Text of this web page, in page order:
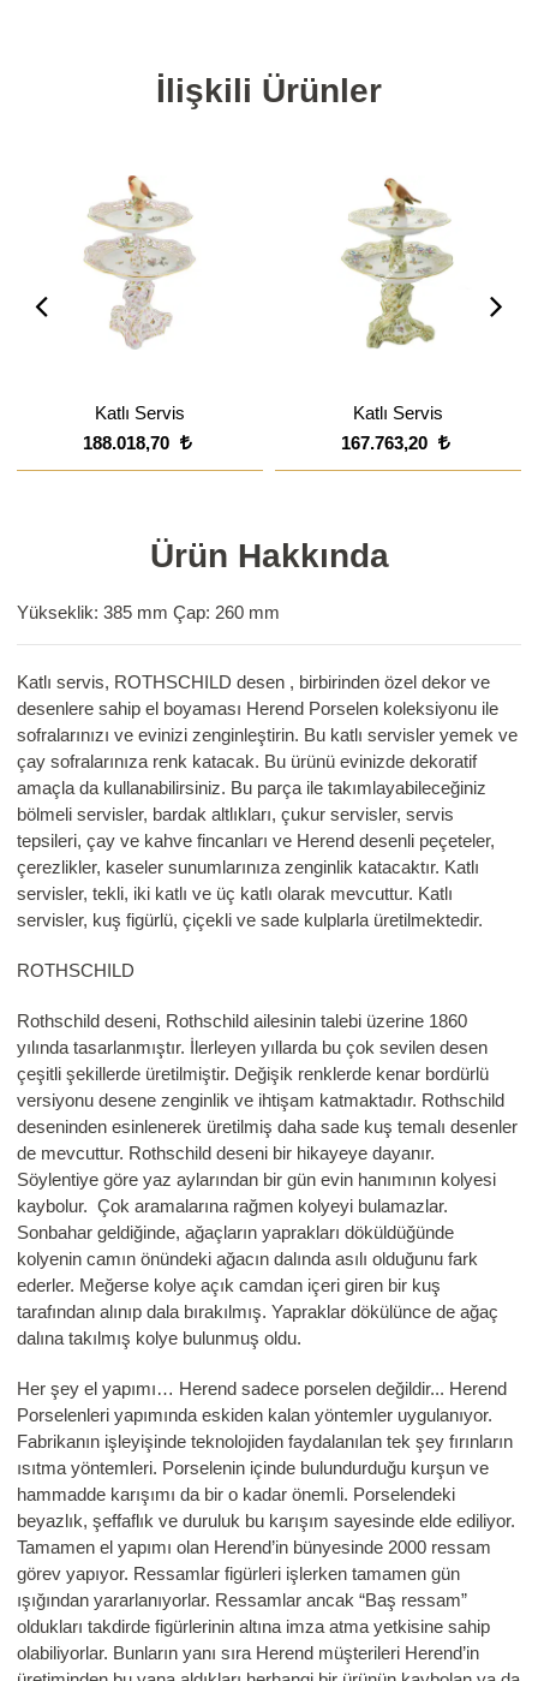
İlişkili Ürünler
Katlı Servis
188.018,70
Katlı Servis
167.763,20
Ürün Hakkında
Yükseklik: 385 mm Çap: 260 mm
Katlı servis, ROTHSCHILD desen , birbirinden özel dekor ve
desenlere sahip el boyaması Herend Porselen koleksiyonu ile
sofralarınızı ve evinizi zenginleştirin. Bu katlı servisler yemek ve
çay sofralarınıza renk katacak. Bu ürünü evinizde dekoratif
amaçla da kullanabilirsiniz. Bu parça ile takımlayabileceğiniz
bölmeli servisler, bardak altlıkları, çukur servisler, servis
tepsileri, çay ve kahve fincanları ve Herend desenli peçeteler,
çerezlikler, kaseler sunumlarınıza zenginlik katacaktır. Katlı
servisler, tekli, iki katlı ve üç katlı olarak mevcuttur. Katlı
servisler, kuş figürlü, çiçekli ve sade kulplarla üretilmektedir.
ROTHSCHILD
Rothschild deseni, Rothschild ailesinin talebi üzerine 1860
yılında tasarlanmıştır. İlerleyen yıllarda bu çok sevilen desen
çeşitli şekillerde üretilmiştir. Değişik renklerde kenar bordürlü
versiyonu desene zenginlik ve ihtişam katmaktadır. Rothschild
deseninden esinlenerek üretilmiş daha sade kuş temalı desenler
de mevcuttur. Rothschild deseni bir hikayeye dayanır.
Söylentiye göre yaz aylarından bir gün evin hanımının kolyesi
kaybolur. Çok aramalarına rağmen kolyeyi bulamazlar.
Sonbahar geldiğinde, ağaçların yaprakları döküldüğünde
kolyenin camın önündeki ağacın dalında asılı olduğunu fark
ederler. Meğerse kolye açık camdan içeri giren bir kuş
tarafından alınıp dala bırakılmış. Yapraklar dökülünce de ağaç
dalına takılmış kolye bulunmuş oldu.
Her şey el yapımı… Herend sadece porselen değildir... Herend
Porselenleri yapımında eskiden kalan yöntemler uygulanıyor.
Fabrikanın işleyişinde teknolojiden faydalanılan tek şey fırınların
ısıtma yöntemleri. Porselenin içinde bulundurduğu kurşun ve
hammadde karışımı da bir o kadar önemli. Porselendeki
beyazlık, şeffaflık ve duruluk bu karışım sayesinde elde ediliyor.
Tamamen el yapımı olan Herend’in bünyesinde 2000 ressam
görev yapıyor. Ressamlar figürleri işlerken tamamen gün
ışığından yararlanıyorlar. Ressamlar ancak “Baş ressam”
oldukları takdirde figürlerinin altına imza atma yetkisine sahip
olabiliyorlar. Bunların yanı sıra Herend müşterileri Herend’in